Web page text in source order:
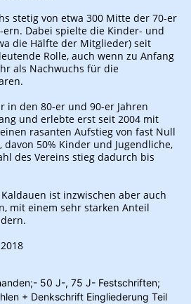
stetig von etwa 300 Mitte der 70-er
ern. Dabei spielte die Kinder- und
die Hälfte der Mitglieder) seit
Rolle, auch wenn zu Anfang
als Nachwuchs für die
in den 80-er und 90-er Jahren
und erlebte erst seit 2004 mit
rasanten Aufstieg von fast Null
50% Kinder und Jugendliche,
des Vereins stieg dadurch bis
ist inzwischen aber auch
mit einem sehr starken Anteil
50 J-, 75 J- Festschriften;
+ Denkschrift Eingliederung Teil